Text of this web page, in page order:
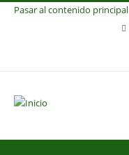
Pasar al contenido principal